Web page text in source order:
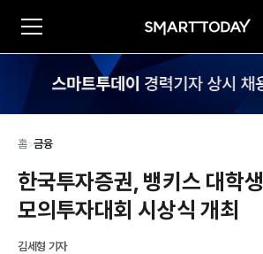
홈>금융
한국투자증권, 뱅키스 대학생
모의투자대회 시상식 개최
김세형 기자